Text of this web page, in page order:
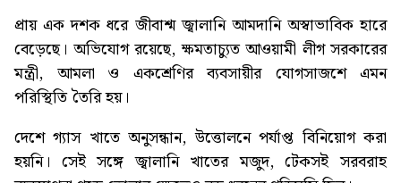
প্রায় এক দশক ধরে জীবাশ্ম জ্বালানি আমদানি অস্বাভাবিক হারে
বেড়েছে। অভিযোগ রয়েছে, ক্ষমতাচ্যুত আওয়ামী লীগ সরকারের
মন্ত্রী, আমলা ও একশ্রেণির ব্যবসায়ীর যোগসাজশে এমন
পরিস্থিতি তৈরি হয়।
দেশে গ্যাস খাতে অনুসন্ধান, উত্তোলনে পর্যাপ্ত বিনিয়োগ করা
হয়নি। সেই সঙ্গে জ্বালানি খাতের মজুদ, টেকসই সরবরাহ